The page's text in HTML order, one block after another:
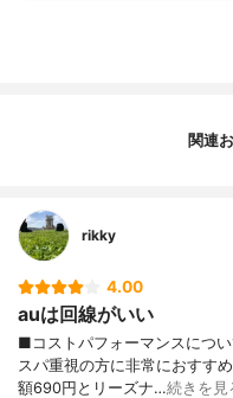
関連
rikky
4.00
auは回線がいい
■コストパフォーマンスにつ
スパ重視の方に非常におすす
額690円とリーズナ…続きを見